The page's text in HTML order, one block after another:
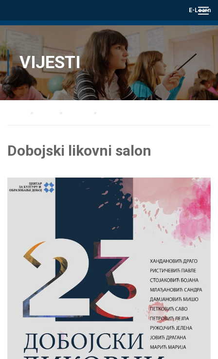
E-Learn
VIJESTI
Dobojski likovni salon